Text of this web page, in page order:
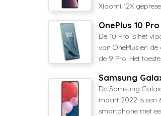
Xiaomi 12X
OnePlus 10 Pro
De 10 Pro is het
van OnePlus en
de 9 Pro. Het
Samsung
De Samsung
maart 2022 is een
smartphone met